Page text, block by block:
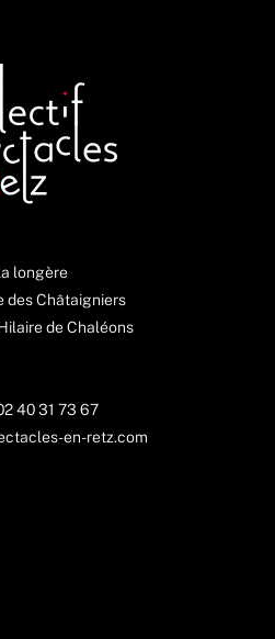
longère
des Châtaigniers
de Chaléons
40 31 73 67
en-retz.com